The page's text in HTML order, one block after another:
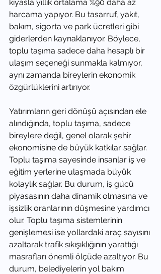
kıyasla yıllık ortalama %90 daha az
harcama yapıyor. Bu tasarruf, yakıt,
bakım, sigorta ve park ücretleri gibi
giderlerden kaynaklanıyor. Böylece,
toplu taşıma sadece daha hesaplı bir
ulaşım seçeneği sunmakla kalmıyor,
aynı zamanda bireylerin ekonomik
özgürlüklerini artırıyor.
Yatırımların geri dönüşü açısından ele
alındığında, toplu taşıma, sadece
bireylere değil, genel olarak şehir
ekonomisine de büyük katkılar sağlar.
Toplu taşıma sayesinde insanlar iş ve
eğitim yerlerine ulaşmada büyük
kolaylık sağlar. Bu durum, iş gücü
piyasasının daha dinamik olmasına ve
işsizlik oranlarının düşmesine yardımcı
olur. Toplu taşıma sistemlerinin
genişlemesi ise yollardaki araç sayısını
azaltarak trafik sıkışıklığının yarattığı
masrafları önemli ölçüde azaltıyor. Bu
durum, belediyelerin yol bakım